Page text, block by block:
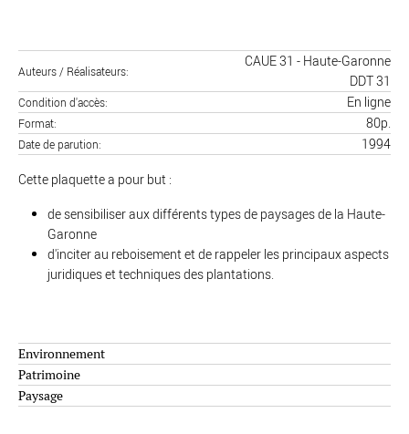
Environnement
Patrimoine
Paysage
Auteurs / Réalisateurs
CAUE 31 - Haute-Garonne
DDT 31
Condition d'accès En ligne
Format 80p.
Date de parution 1994
Cette plaquette a pour but :
de sensibiliser aux différents types de paysages de la Haute-
Garonne
d'inciter au reboisement et de rappeler les principaux aspects
juridiques et techniques des plantations.